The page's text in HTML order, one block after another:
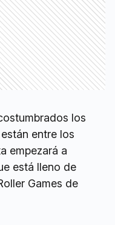
los
entre los
empezará a
está lleno de
Games de